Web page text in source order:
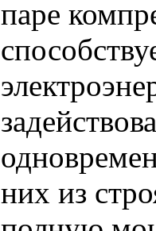
паре
них из